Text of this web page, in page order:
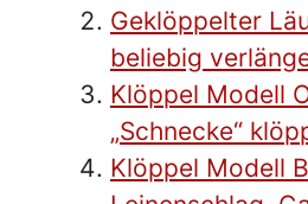
Geklöppelter
beliebig
Klöppel Modell
„Schnecke“
Klöppel Modell